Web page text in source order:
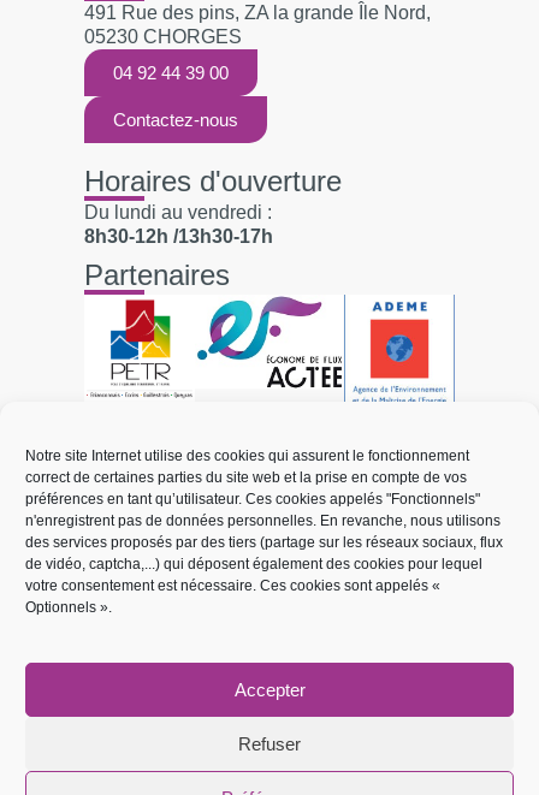
Notre site Internet utilise des cookies qui assurent le fonctionnement
correct de certaines parties du site web et la prise en compte de vos
préférences en tant qu’utilisateur. Ces cookies appelés "Fonctionnels"
n'enregistrent pas de données personnelles. En revanche, nous utilisons
des services proposés par des tiers (partage sur les réseaux sociaux, flux
de vidéo, captcha,...) qui déposent également des cookies pour lequel
votre consentement est nécessaire. Ces cookies sont appelés «
Optionnels ».
Accepter
Refuser
491 Rue des pins, ZA la grande Île Nord,
05230 CHORGES
04 92 44 39 00
Contactez-nous
Horaires d'ouverture
Du lundi au vendredi :
8h30-12h /13h30-17h
Partenaires
Liens utiles
Électricité et réseaux
Mobilité électrique
Énergies renouvelables
Réseau de chaleur
Demande de raccordement
Signalement de panne éclairage public